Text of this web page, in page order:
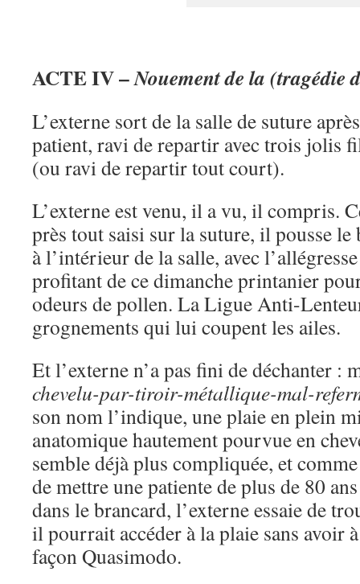
ACTE IV –Nouement de la (tragédie
L’externe sort de la salle de suture
patient, ravi de repartir avec trois jolis
(ou ravi de repartir tout court).
L’externe est venu, il a vu, il compris.
près tout saisi sur la suture, il pousse le
à l’intérieur de la salle, avec
profitant de ce dimanche printanier
odeurs de pollen. La Ligue Anti-
grognements qui lui coupent les ailes.
Et l’externe n’a pas fini de déchanter :
chevelu-par-tiroir-métallique-mal-
son nom l’indique, une plaie en plein
anatomique hautement pourvue en
semble déjà plus compliquée, et
de mettre une patiente de plus de 80
dans le brancard, l’externe essaie de
il pourrait accéder à la plaie sans avoir
façon Quasimodo.